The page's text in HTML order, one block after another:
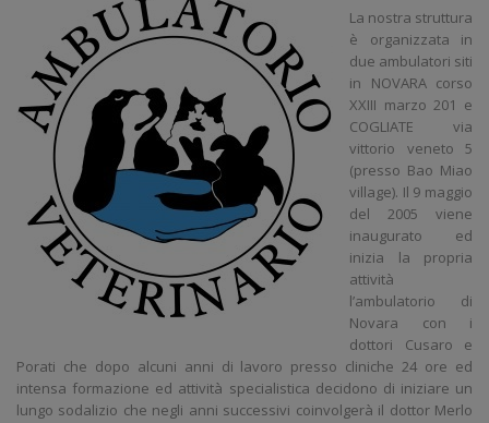
La nostra struttura
è organizzata in
due ambulatori siti
in NOVARA corso
XXIII marzo 201 e
COGLIATE via
vittorio veneto 5
(presso Bao Miao
village). Il 9 maggio
del 2005 viene
inaugurato ed
inizia la propria
attività
l’ambulatorio di
Novara con i
dottori Cusaro e
Porati che dopo alcuni anni di lavoro presso cliniche 24 ore ed
intensa formazione ed attività specialistica decidono di iniziare un
lungo sodalizio che negli anni successivi coinvolgerà il dottor Merlo